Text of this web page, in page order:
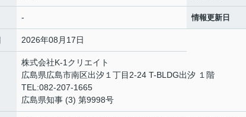
- 情報更新日
2026年08月17日
株式会社K-1クリエイト
広島県広島市南区出汐１丁目2-24 T-BLDG出汐 １階
TEL:082-207-1665
広島県知事 (3) 第9998号